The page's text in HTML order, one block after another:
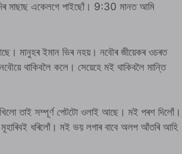
মাছাছ একেলগে পাইছোঁ। 9:30 মানত আমি
মানুহৰ ইমান ভিৰ নহয়। নবৌৰ জীয়েকৰ ওচৰত
থাকিবলৈ কলে। সেয়েহে মই থাকিবলৈ মান্তি
তাই সম্পূর্ণ পেটটো ওলাই আছে। মই পৰশ দিলোঁ।
ধৰিলোঁ। মই ভয় লগাৰ বাবে অলপ আঁতৰি আহি